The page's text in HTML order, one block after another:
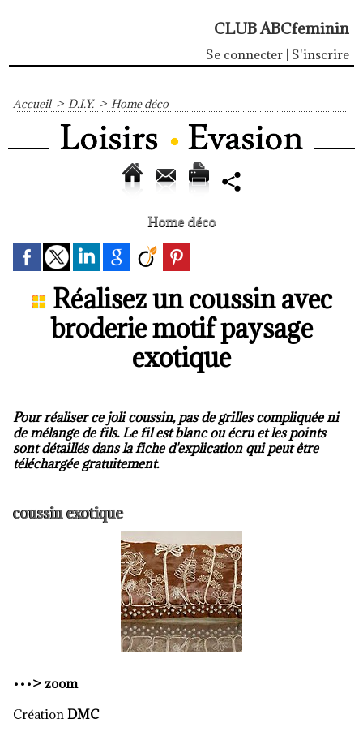
CLUB ABCfeminin
Se connecter S'inscrire
Accueil > D.I.Y. > Home déco
Home déco
Réalisez un coussin avec
broderie motif paysage
exotique
Pour réaliser ce joli coussin, pas de grilles compliquée ni
de mélange de fils. Le fil est blanc ou écru et les points
sont détaillés dans la fiche d'explication qui peut être
téléchargée gratuitement.
coussin exotique
•••> zoom
Création DMC